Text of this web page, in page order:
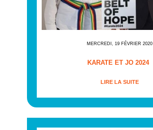
MERCREDI, 19 FÉVRIER 2020
KARATE ET JO 2024
LIRE LA SUITE